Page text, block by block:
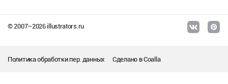
© 2007–2026illustrators.ru
Политика обработки пер. данных Сделано вCoalla